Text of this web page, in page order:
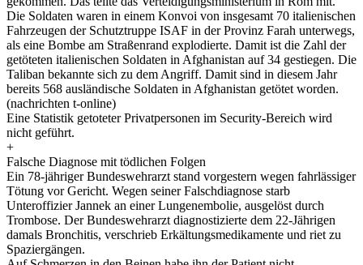
Die Soldaten waren in einem Konvoi von insgesamt 70 italienischen
Fahrzeugen der Schutztruppe ISAF in der Provinz Farah unterwegs,
als eine Bombe am Straßenrand explodierte. Damit ist die Zahl der
getöteten italienischen Soldaten in Afghanistan auf 34 gestiegen. Die
Taliban bekannte sich zu dem Angriff. Damit sind in diesem Jahr
bereits 568 ausländische Soldaten in Afghanistan getötet worden.
(nachrichten t-online)
Eine Statistik getoteter Privatpersonen im Security-Bereich wird
nicht geführt.
+
Falsche Diagnose mit tödlichen Folgen
Ein 78-jähriger Bundeswehrarzt stand vorgestern wegen fahrlässiger
Tötung vor Gericht. Wegen seiner Falschdiagnose starb
Unteroffizier Jannek an einer Lungenembolie, ausgelöst durch
Trombose. Der Bundeswehrarzt diagnostizierte dem 22-Jährigen
damals Bronchitis, verschrieb Erkältungsmedikamente und riet zu
Spaziergängen.